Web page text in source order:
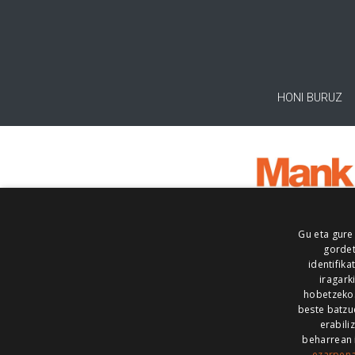
HONI BURUZ
Gu eta
hobetzeko.
beste